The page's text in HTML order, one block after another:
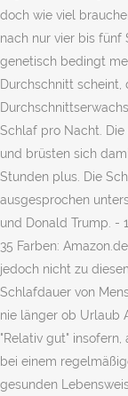
doch wie viel
nach nur vier bis fünf
genetisch bedingt
Durchschnitt scheint,
Schlaf pro Nacht.
und brüsten sich
Stunden plus. Die
ausgesprochen
und Donald Trump. -
35 Farben:
jedoch nicht zu
Schlafdauer von
nie länger ob Urlaub
"Relativ gut"
bei einem
gesunden